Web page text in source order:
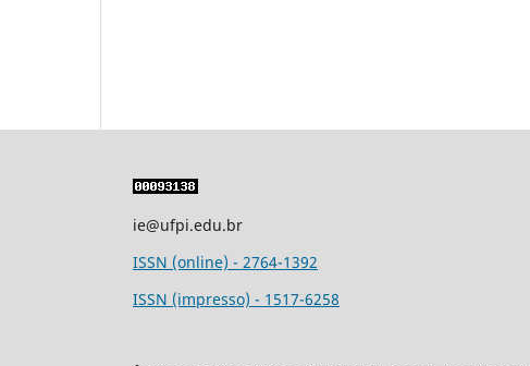
ie@ufpi.edu.br
ISSN (online) - 2764-1392
ISSN (impresso) - 1517-6258